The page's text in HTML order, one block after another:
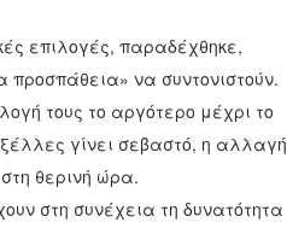
επιλογές, παραδέχθηκε,
να συντονιστούν.
τους το αργότερο μέχρι το
γίνει σεβαστό, η αλλαγή
θερινή ώρα.
στη συνέχεια τη δυνατότητα